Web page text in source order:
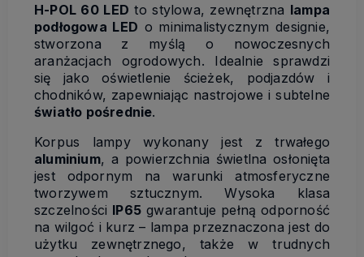
H-POL 60 LED to stylowa, zewnętrzna lampa
podłogowa LED o minimalistycznym designie,
stworzona z myślą o nowoczesnych
aranżacjach ogrodowych. Idealnie sprawdzi
się jako oświetlenie ścieżek, podjazdów i
chodników, zapewniając nastrojowe i subtelne
światło pośrednie.
Korpus lampy wykonany jest z trwałego
aluminium, a powierzchnia świetlna osłonięta
jest odpornym na warunki atmosferyczne
tworzywem sztucznym. Wysoka klasa
szczelności IP65 gwarantuje pełną odporność
na wilgoć i kurz – lampa przeznaczona jest do
użytku zewnętrznego, także w trudnych